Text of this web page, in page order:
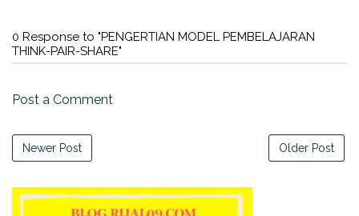
0 Response to "PENGERTIAN MODEL PEMBELAJARAN
THINK-PAIR-SHARE"
Post a Comment
Newer Post Older Post